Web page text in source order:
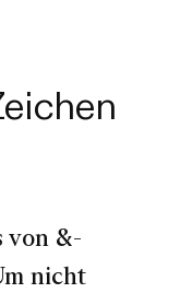
von &-
nicht